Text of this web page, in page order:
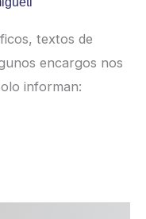
textos de
encargos nos
informan: